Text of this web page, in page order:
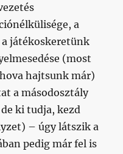
a
játékoskeretünk
(most
hajtsunk már)
a másodosztály
ki tudja, kezd
– úgy látszik a
pedig már fel is